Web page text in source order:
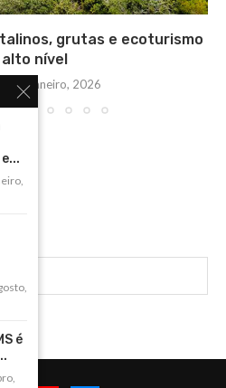
grutas e ecoturismo
nível
15 janeiro, 2026
é